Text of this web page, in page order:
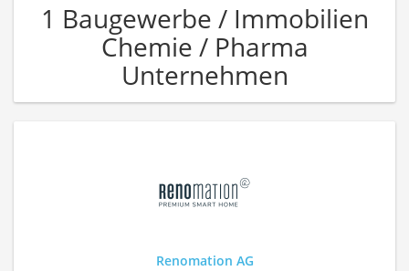
1 Baugewerbe / Immobilien
Chemie / Pharma
Unternehmen
Renomation AG